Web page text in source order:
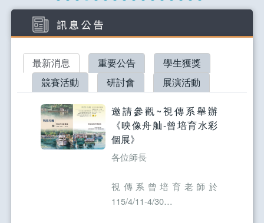
最新消息 重要公告
學生獲獎
競賽活動
研討會 展演活動
邀請參觀~視傳系舉辦
《映像舟舢-曾培育水彩
個展》
各位師長
視傳系曾培育老師於
115/4/11-4/30